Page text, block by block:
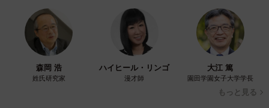
森岡 浩
姓氏研究家
ハイヒール・リンゴ
漫才師
大江 篤
園田学園女子大学学長
もっと見る